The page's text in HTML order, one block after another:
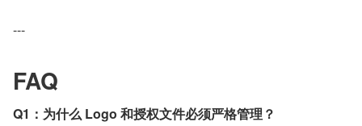
---
FAQ
Q1：为什么 Logo 和授权文件必须严格管理？